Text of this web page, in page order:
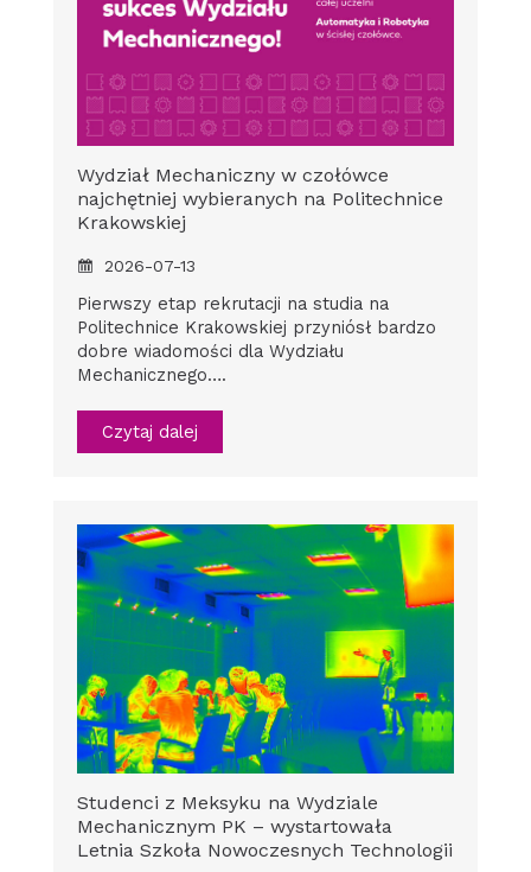
Wydział Mechaniczny w czołówce
najchętniej wybieranych na Politechnice
Krakowskiej
2026-07-13
Pierwszy etap rekrutacji na studia na
Politechnice Krakowskiej przyniósł bardzo
dobre wiadomości dla Wydziału
Mechanicznego….
Czytaj dalej
Studenci z Meksyku na Wydziale
Mechanicznym PK – wystartowała
Letnia Szkoła Nowoczesnych Technologii